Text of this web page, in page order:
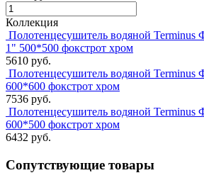
Коллекция
Полотенцесушитель водяной Terminus
1" 500*500 фокстрот хром
5610 руб.
Полотенцесушитель водяной Terminus
600*600 фокстрот хром
7536 руб.
Полотенцесушитель водяной Terminus
600*500 фокстрот хром
6432 руб.
Сопутствующие товары